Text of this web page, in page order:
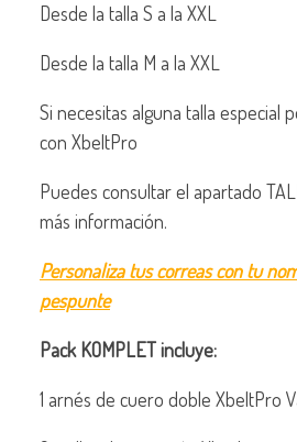
Desde la talla S a la XXL
Desde la talla M a la XXL
Si necesitas alguna talla especial
con XbeltPro
Puedes consultar el apartado
más información.
Personaliza tus correas con tu
pespunte
Pack KOMPLET incluye:
1 arnés de cuero doble XbeltPro